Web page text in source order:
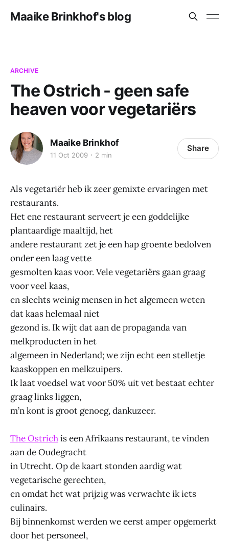
Maaike Brinkhof's blog
ARCHIVE
The Ostrich - geen safe
heaven voor vegetariërs
Maaike Brinkhof
11 Oct 2009 2 min
Share
Als vegetariër heb ik zeer gemixte ervaringen met
restaurants.
Het ene restaurant serveert je een goddelijke
plantaardige maaltijd, het
andere restaurant zet je een hap groente bedolven
onder een laag vette
gesmolten kaas voor. Vele vegetariërs gaan graag
voor veel kaas,
en slechts weinig mensen in het algemeen weten
dat kaas helemaal niet
gezond is. Ik wijt dat aan de propaganda van
melkproducten in het
algemeen in Nederland; we zijn echt een stelletje
kaaskoppen en melkzuipers.
Ik laat voedsel wat voor 50% uit vet bestaat echter
graag links liggen,
m’n kont is groot genoeg, dankuzeer.
The Ostrichis een Afrikaans restaurant, te vinden
aan de Oudegracht
in Utrecht. Op de kaart stonden aardig wat
vegetarische gerechten,
en omdat het wat prijzig was verwachte ik iets
culinairs.
Bij binnenkomst werden we eerst amper opgemerkt
door het personeel,